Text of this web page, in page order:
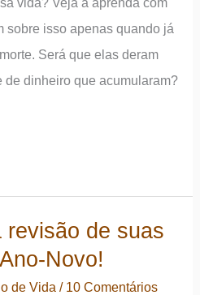
sobre isso apenas quando já
Será que elas deram
de dinheiro que acumularam?
revisão de suas
Novo!
de Vida / 10 Comentários